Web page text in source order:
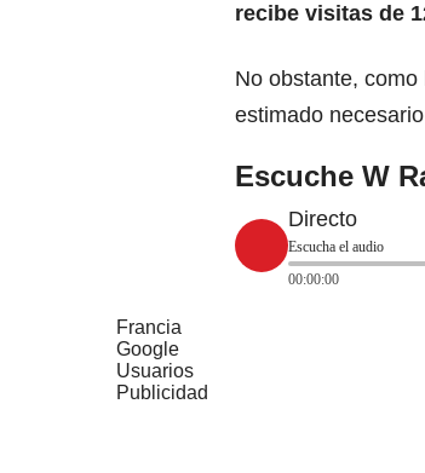
recibe visitas de
No obstante,
estimado
Escuche W
Directo
Escucha el audio
00:00:00
Francia
Google
Usuarios
Publicidad